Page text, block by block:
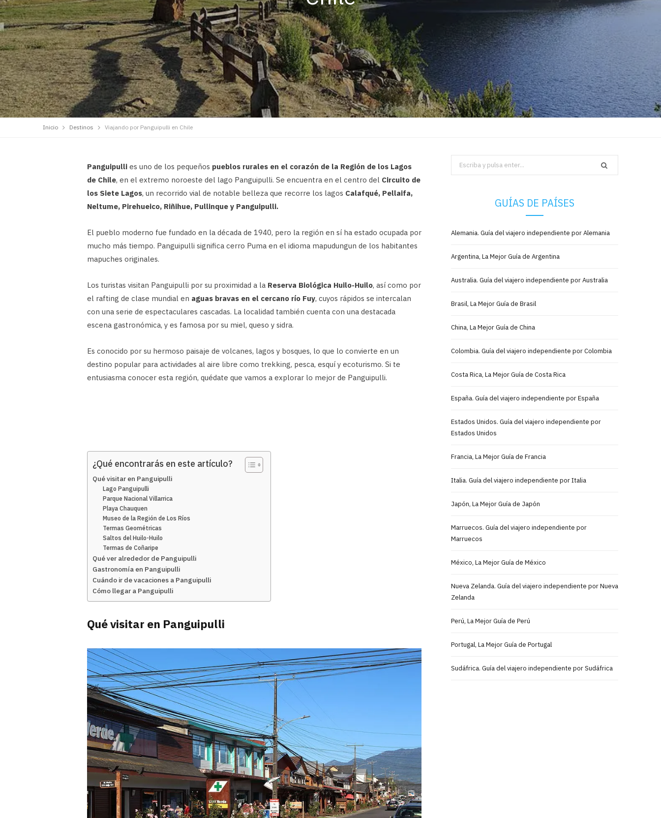
Inicio Destinos Viajando por Panguipulli en Chile
Panguipulli es uno de los pequeños pueblos rurales en el corazón de la Región de los Lagos
de Chile, en el extremo noroeste del lago Panguipulli. Se encuentra en el centro del Circuito de
los Siete Lagos, un recorrido vial de notable belleza que recorre los lagos Calafqué, Pellaifa,
Neltume, Pirehueico, Riñihue, Pullinque y Panguipulli.
El pueblo moderno fue fundado en la década de 1940, pero la región en sí ha estado ocupada por
mucho más tiempo. Panguipulli significa cerro Puma en el idioma mapudungun de los habitantes
mapuches originales.
Los turistas visitan Panguipulli por su proximidad a la Reserva Biológica Huilo-Huilo, así como por
el rafting de clase mundial en aguas bravas en el cercano río Fuy, cuyos rápidos se intercalan
con una serie de espectaculares cascadas. La localidad también cuenta con una destacada
escena gastronómica, y es famosa por su miel, queso y sidra.
Es conocido por su hermoso paisaje de volcanes, lagos y bosques, lo que lo convierte en un
destino popular para actividades al aire libre como trekking, pesca, esquí y ecoturismo. Si te
entusiasma conocer esta región, quédate que vamos a explorar lo mejor de Panguipulli.
¿Qué encontrarás en este artículo?
Qué visitar en Panguipulli
Lago Panguipulli
Parque Nacional Villarrica
Playa Chauquen
Museo de la Región de Los Ríos
Termas Geométricas
Saltos del Huilo-Huilo
Termas de Coñaripe
Qué ver alrededor de Panguipulli
Gastronomía en Panguipulli
Cuándo ir de vacaciones a Panguipulli
Cómo llegar a Panguipulli
Qué visitar en Panguipulli
Search
for:
GUÍAS DE PAÍSES
Alemania. Guía del viajero independiente por Alemania
Argentina, La Mejor Guía de Argentina
Australia. Guía del viajero independiente por Australia
Brasil, La Mejor Guía de Brasil
China, La Mejor Guía de China
Colombia. Guía del viajero independiente por Colombia
Costa Rica, La Mejor Guía de Costa Rica
España. Guía del viajero independiente por España
Estados Unidos. Guía del viajero independiente por
Estados Unidos
Francia, La Mejor Guía de Francia
Italia. Guía del viajero independiente por Italia
Japón, La Mejor Guía de Japón
Marruecos. Guía del viajero independiente por
Marruecos
México, La Mejor Guía de México
Nueva Zelanda. Guía del viajero independiente por Nueva
Zelanda
Perú, La Mejor Guía de Perú
Portugal, La Mejor Guía de Portugal
Sudáfrica. Guía del viajero independiente por Sudáfrica